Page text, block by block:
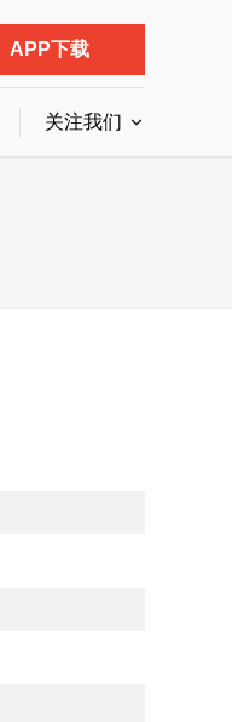
APP下载
关注我们